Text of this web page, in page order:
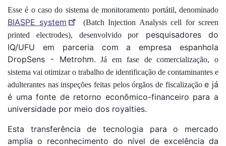
Esse é o caso do sistema de monitoramento portátil, denominado
BIASPE system
(Batch Injection Analysis cell for screen
printed electrodes), desenvolvido por pesquisadores do
IQ/UFU em parceria com a empresa espanhola
DropSens - Metrohm. Já em fase de comercialização, o
sistema vai otimizar o trabalho de identificação de contaminantes e
adulterantes nas inspeções feitas pelos órgãos de fiscalizaçãoe já
é uma fonte de retorno econômico-financeiro para a
universidade por meio dos royalties.
Esta transferência de tecnologia para o mercado
amplia o reconhecimento do nível de excelência da